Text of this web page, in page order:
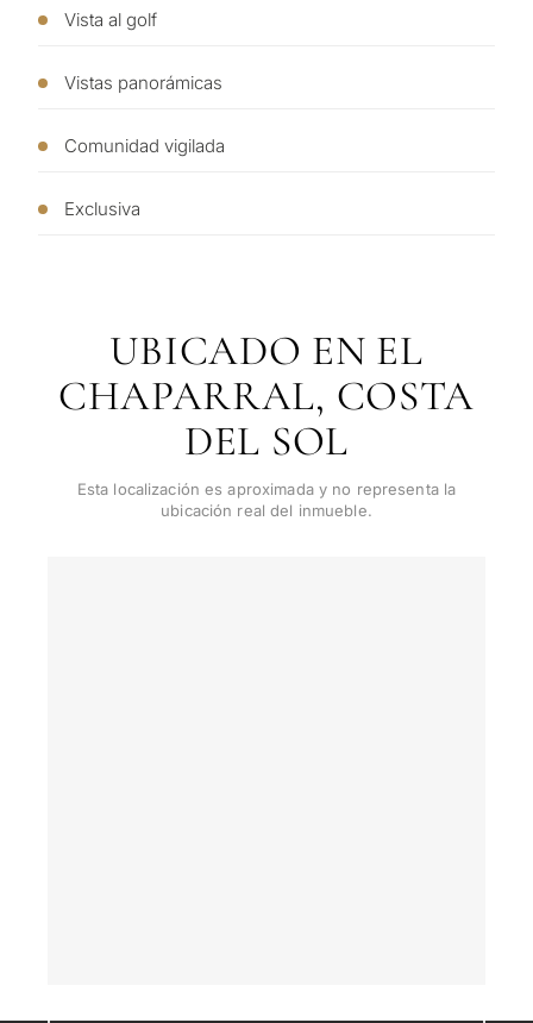
Vista al golf
Vistas panorámicas
Comunidad vigilada
Exclusiva
UBICADO EN EL
CHAPARRAL, COSTA
DEL SOL
Esta localización es aproximada y no representa la
ubicación real del inmueble.